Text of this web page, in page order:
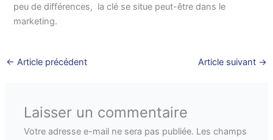
peu de différences, la clé se situe peut-être dans le
marketing.
← Article précédent Article suivant →
Laisser un commentaire
Votre adresse e-mail ne sera pas publiée. Les champs